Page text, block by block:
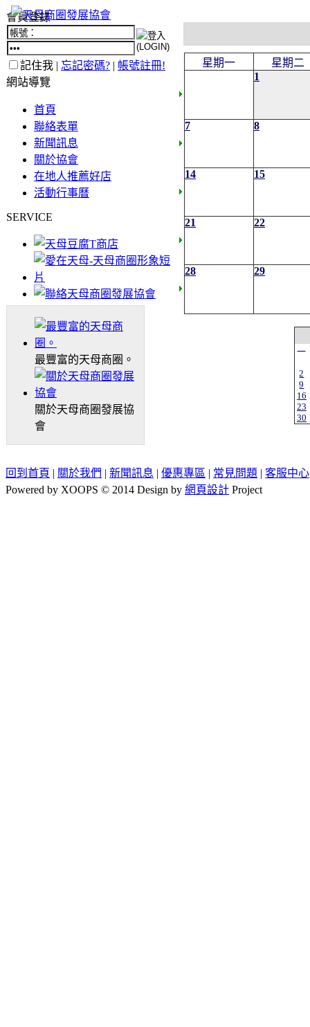
會員登錄
記住我 | 忘記密碼? | 帳號註冊!
網站導覽
首頁
聯絡表單
新聞訊息
關於協會
在地人推薦好店
活動行事曆
SERVICE
最豐富的天母商圈。
關於天母商圈發展協
會
星期一
星期二
1
7 8
14 15
21 22
28 29
一
2
9
16
23
30
回到首頁 | 關於我們 | 新聞訊息 | 優惠專區 | 常見問題 | 客服中心
Powered by XOOPS © 2014 Design by 網頁設計 Project